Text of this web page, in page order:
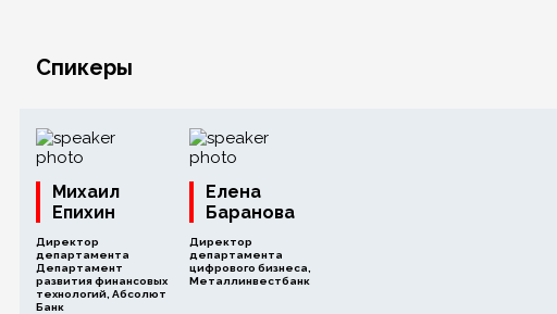
Спикеры
Михаил
Епихин
Директор
департамента
Департамент
развития финансовых
технологий, Абсолют
Банк
Елена
Баранова
Директор
департамента
цифрового бизнеса,
Металлинвестбанк